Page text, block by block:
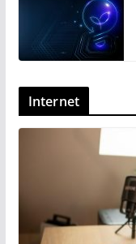
Internet